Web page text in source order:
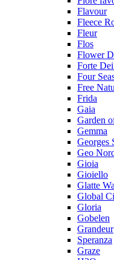
Flavour
Fleece
Fleur
Flos
Flower
Forte
Four
Free
Frida
Gaia
Garden
Gemma
Georges
Geo
Gioia
Gioiello
Glatte
Global
Gloria
Gobelen
Grandeur
Speranza
Graze